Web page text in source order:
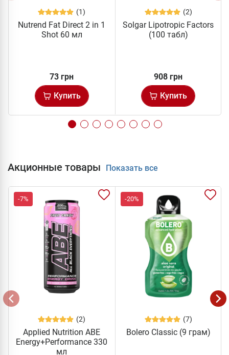
(1)
Nutrend Fat Direct 2 in 1
Shot 60 мл
73 грн
Купить
(2)
Solgar Lipotropic Factors
(100 табл)
908 грн
Купить
Акционные товары Показать все
-7%
(2)
Applied Nutrition ABE
Energy+Performance 330
мл
-20%
(7)
Bolero Classic (9 грам)